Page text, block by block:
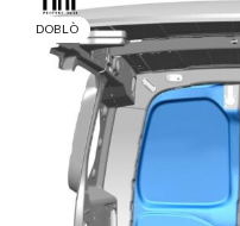
DOBLÒ